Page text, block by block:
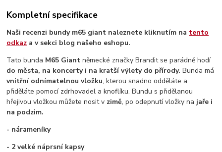
Kompletní specifikace
Naši recenzi bundy m65 giant naleznete kliknutím na tento
odkaz a v sekci blog našeho eshopu.
Tato bunda M65 Giant německé značky Brandit se parádně hodí
do města, na koncerty i na kratší výlety do přírody. Bunda má
vnitřní odnímatelnou vložku, kterou snadno odděláte a
přiděláte pomocí zdrhovadel a knoflíku. Bundu s přidělanou
hřejivou vložkou můžete nosit v zimě, po odepnutí vložky na jaře i
na podzim.
- nárameníky
- 2 velké náprsní kapsy